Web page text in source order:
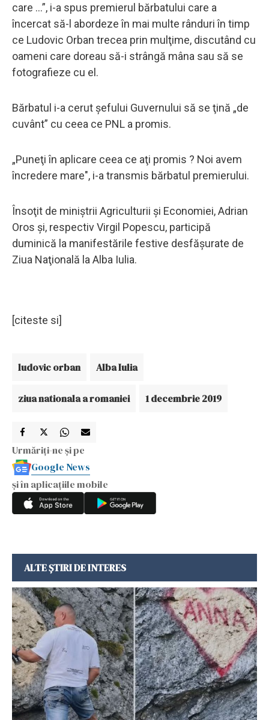
care ...”, i-a spus premierul bărbatului care a
încercat să-l abordeze în mai multe rânduri în timp
ce Ludovic Orban trecea prin mulţime, discutând cu
oameni care doreau să-i strângă mâna sau să se
fotografieze cu el.
Bărbatul i-a cerut şefului Guvernului să se ţină „de
cuvânt” cu ceea ce PNL a promis.
„Puneţi în aplicare ceea ce aţi promis ? Noi avem
încredere mare", i-a transmis bărbatul premierului.
Însoţit de miniştrii Agriculturii şi Economiei, Adrian
Oros şi, respectiv Virgil Popescu, participă
duminică la manifestările festive desfăşurate de
Ziua Naţională la Alba Iulia.
[citeste si]
ludovic orban Alba Iulia
ziua nationala a romaniei 1 decembrie 2019
Urmăriți-ne și pe
Google News
și în aplicațiile mobile
ALTE ȘTIRI DE INTERES